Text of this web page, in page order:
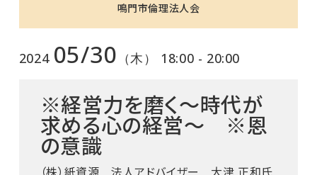
鳴門市倫理法人会
2024 05/30 （木） 18:00 - 20:00
※経営力を磨く～時代が
求める心の経営～ ※恩
の意識
（株）紙資源 法人アドバイザー 大津 正和氏